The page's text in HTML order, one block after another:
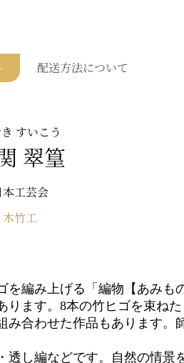
配送方法について
すいこう
翠篁
本工芸会
木竹工
を編み上げる「編物【あみも
ります。8本の竹ヒゴを束ね
み合わせた作品もあります
透し編などです。自然の情景